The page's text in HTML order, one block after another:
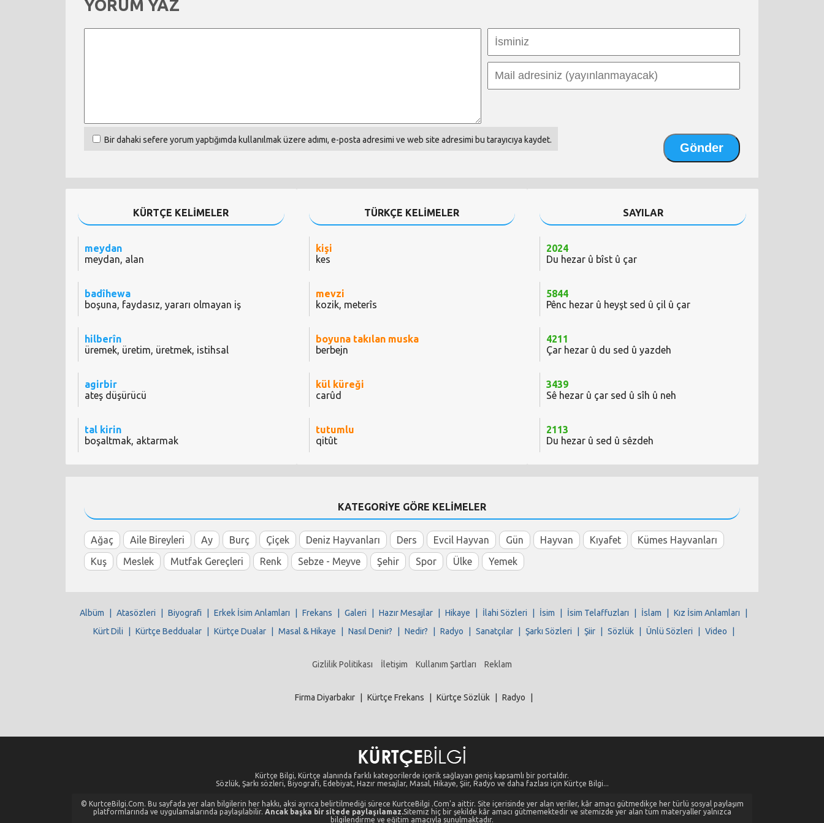
YORUM YAZ
Bir dahaki sefere yorum yaptığımda kullanılmak üzere adımı, e-posta adresimi ve web site adresimi bu tarayıcıya kaydet.
KÜRTÇE KELİMELER
meydan
meydan, alan
badîhewa
boşuna, faydasız, yararı olmayan iş
hilberîn
üremek, üretim, üretmek, istihsal
agirbir
ateş düşürücü
tal kirin
boşaltmak, aktarmak
TÜRKÇE KELİMELER
kişi
kes
mevzi
kozik, meterîs
boyuna takılan muska
berbejn
kül küreği
carûd
tutumlu
qitût
SAYILAR
2024
Du hezar û bîst û çar
5844
Pênc hezar û heyşt sed û çil û çar
4211
Çar hezar û du sed û yazdeh
3439
Sê hezar û çar sed û sîh û neh
2113
Du hezar û sed û sêzdeh
KATEGORİYE GÖRE KELİMELER
Ağaç Aile Bireyleri Ay Burç Çiçek Deniz Hayvanları Ders Evcil Hayvan Gün Hayvan Kıyafet
Kümes Hayvanları
Kuş
Meslek Mutfak Gereçleri Renk Sebze - Meyve Şehir Spor Ülke Yemek
Albüm Atasözleri Biyografi Erkek İsim Anlamları Frekans Galeri Hazır Mesajlar Hikaye İlahi Sözleri İsim İsim Telaffuzları İslam Kız İsim Anlamları
Kürt Dili
Kürtçe Beddualar Kürtçe Dualar Masal & Hikaye Nasıl Denir? Nedir? Radyo Sanatçılar Şarkı Sözleri Şiir Sözlük Ünlü Sözleri Video
Gizlilik Politikası İletişim Kullanım Şartları Reklam
Firma Diyarbakır Kürtçe Frekans Kürtçe Sözlük Radyo
Kürtçe Bilgi, Kürtçe alanında farklı kategorilerde içerik sağlayan geniş kapsamlı bir portaldır.
Sözlük, Şarkı sözleri, Biyografi, Edebiyat, Hazır mesajlar, Masal, Hikaye, Şiir, Radyo ve daha fazlası için Kürtçe Bilgi...
© KurtceBilgi.Com. Bu sayfada yer alan bilgilerin her hakkı, aksi ayrıca belirtilmediği sürece KurtceBilgi .Com'a aittir. Site içerisinde yer alan veriler, kâr amacı gütmedikçe her türlü sosyal paylaşım
platformlarında ve uygulamalarında paylaşılabilir. Ancak başka bir sitede paylaşılamaz.Sitemiz hiç bir şekilde kâr amacı gütmemektedir ve sitemizde yer alan tüm materyaller yalnızca
bilgilendirme ve eğitim amacıyla sunulmaktadır.